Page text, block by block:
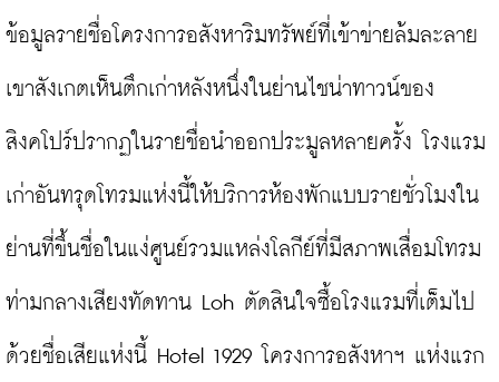
ข้อมูลรายชื่อโครงการอสังหาริมทรัพย์ที่เข้าข่ายล้มละลาย
เขาสังเกตเห็นตึกเก่าหลังหนึ่งในย่านไชน่าทาวน์ของ
สิงคโปร์ปรากฏในรายชื่อนำออกประมูลหลายครั้ง โรงแรม
เก่าอันทรุดโทรมแห่งนี้ให้บริการห้องพักแบบรายชั่วโมงใน
ย่านที่ขึ้นชื่อในแง่ศูนย์รวมแหล่งโลกีย์ที่มีสภาพเสื่อมโทรม
ท่ามกลางเสียงทัดทาน Loh ตัดสินใจซื้อโรงแรมที่เต็มไป
ด้วยชื่อเสียแห่งนี้ Hotel 1929 โครงการอสังหาฯ แห่งแรก